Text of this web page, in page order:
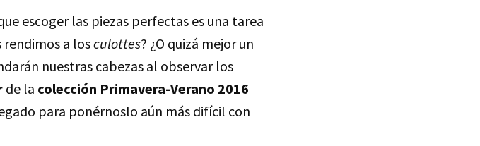
escoger las piezas perfectas es una tarea
rendimos a losculottes? ¿O quizá mejor un
nuestras cabezas al observar los
de la colección Primavera-Verano 2016
para ponérnoslo aún más difícil con